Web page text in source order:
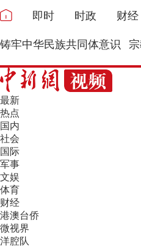
即时 时政 财经
铸牢中华民族共同体意识
最新
热点
国内
社会
国际
军事
文娱
体育
财经
港澳台侨
微视界
洋腔队